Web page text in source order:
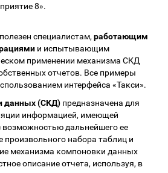
8».
специалистам, работающим
и испытывающим
применении механизма СКД
отчетов. Все примеры
интерфейса «Такси».
данных (СКД) предназначена для
информацией, имеющей
возможностью дальнейшего ее
произвольного набора таблиц и
механизма компоновки данных
описание отчета, используя, в